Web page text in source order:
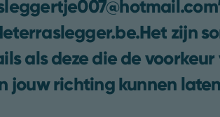
zijn
als deze die de voorkeur
jouw richting kunnen laten